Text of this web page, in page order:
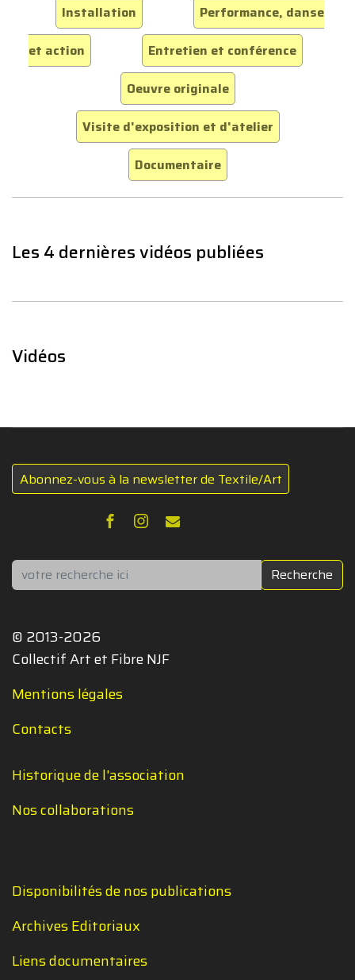
Installation
Performance, danse
et action
Entretien et conférence
Oeuvre originale
Visite d'exposition et d'atelier
Documentaire
Les 4 dernières vidéos publiées
Vidéos
Abonnez-vous à la newsletter de Textile/Art
Rechercher Recherche
© 2013-2026
Collectif Art et Fibre NJF
Mentions légales
Contacts
Historique de l'association
Nos collaborations
Disponibilités de nos publications
Archives Editoriaux
Liens documentaires